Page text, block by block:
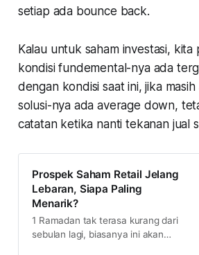
setiap ada bounce back.
Kalau untuk saham investasi, kita
kondisi fundemental-nya ada
dengan kondisi saat ini, jika masih
solusi-nya ada average down,
catatan ketika nanti tekanan jual
Prospek Saham Retail Jelang
Lebaran, Siapa Paling
Menarik?
1 Ramadan tak terasa kurang dari
sebulan lagi, biasanya ini akan